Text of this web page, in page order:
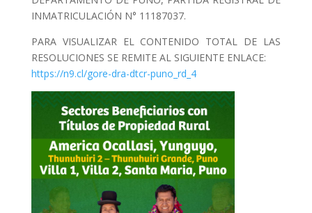
INMATRICULACIÓN N° 11187037.
PARA VISUALIZAR EL CONTENIDO TOTAL DE LAS
RESOLUCIONES SE REMITE AL SIGUIENTE ENLACE:
https://n9.cl/gore-dra-dtcr-puno_rd_4